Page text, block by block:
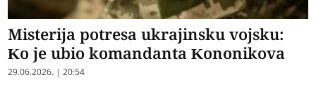
Misterija potresa ukrajinsku vojsku:
Ko je ubio komandanta Kononikova
29.06.2026. | 20:54